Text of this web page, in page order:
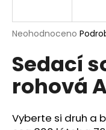
Průměrné
produktu
je
hvězdiček.
Neohodnoceno
Sedací
rohová
Vyberte si druh a
j
t
?